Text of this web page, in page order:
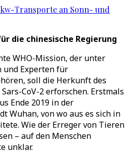
Transporte an Sonn- und
die chinesische Regierung
WHO-Mission, der unter
und Experten für
soll die Herkunft des
CoV-2 erforschen. Erstmals
Ende 2019 in der
Wuhan, von wo aus es sich in
Wie der Erreger von Tieren
– auf den Menschen
unklar.